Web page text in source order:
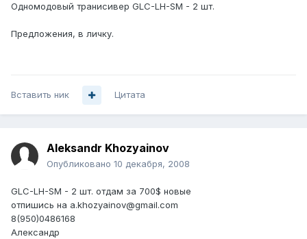
Одномодовый транисивер GLC-LH-SM - 2 шт.
Предложения, в личку.
Вставить ник Цитата
Aleksandr Khozyainov
Опубликовано 10 декабря, 2008
GLC-LH-SM - 2 шт. отдам за 700$ новые
отпишись на a.khozyainov@gmail.com
8(950)0486168
Александр